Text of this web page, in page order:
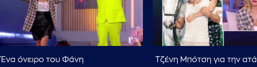
Ένα όνειρο του Φάνη
Τζένη Μπότση για την